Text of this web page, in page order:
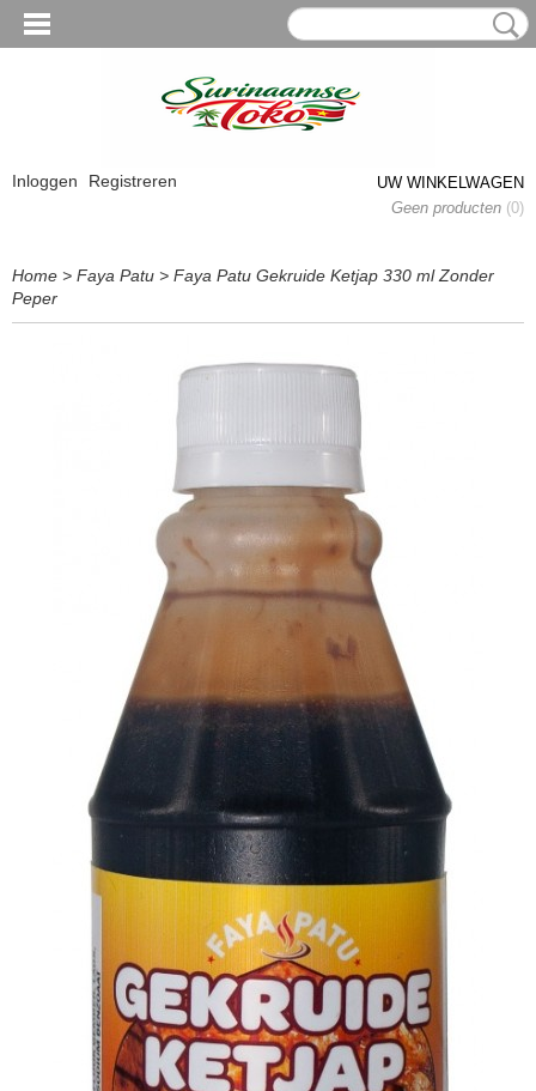
Inloggen Registreren
UW WINKELWAGEN
Geen producten (0)
Home > Faya Patu > Faya Patu Gekruide Ketjap 330 ml Zonder
Peper